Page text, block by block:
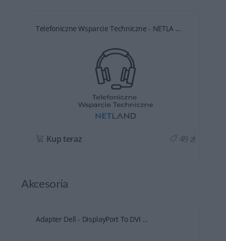
Telefoniczne Wsparcie Techniczne - NETLA ...
Kup teraz 49 zł
Akcesoria
Adapter Dell - DisplayPort To DVI ...